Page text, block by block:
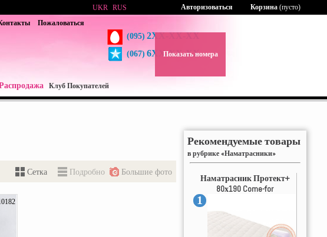
Пожаловаться
(095) 2XX-XX-XX
(067) 6XX-XX-XX
Показать номера
UKR RUS Корзина (пусто)
Авторизоваться
Клуб Покупателей
Сетка Подробно Большие фото
Рекомендуемые товары
в рубрике «Наматрасники»
Наматрасник Протект+
80х190 Come-for
1